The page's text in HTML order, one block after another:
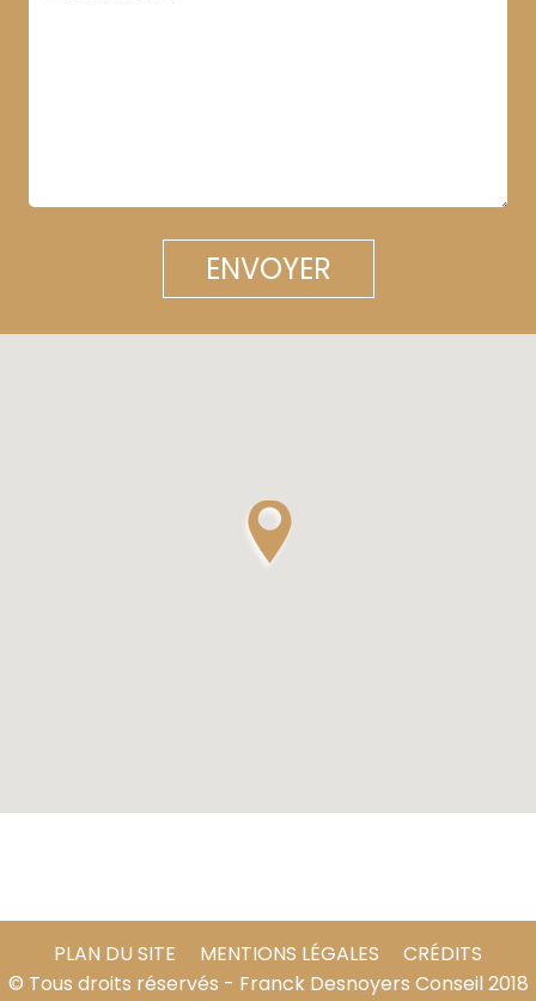
PLAN DU SITE MENTIONS LÉGALES
CRÉDITS
© Tous droits réservés - Franck Desnoyers Conseil 2018